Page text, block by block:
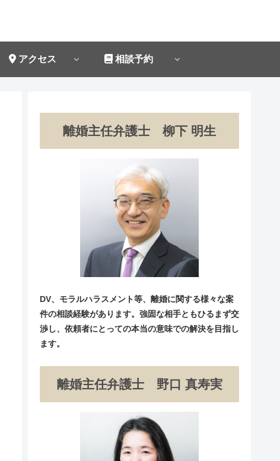
アクセス 相談予約
離婚主任弁護士 柳下 明生
DV、モラルハラスメント等、離婚に関する様々な案
件の相談経験があります。強固な相手ともひるまず交
渉し、依頼者にとっての本当の意味での解決を目指し
ます。
離婚主任弁護士 野口 真寿実